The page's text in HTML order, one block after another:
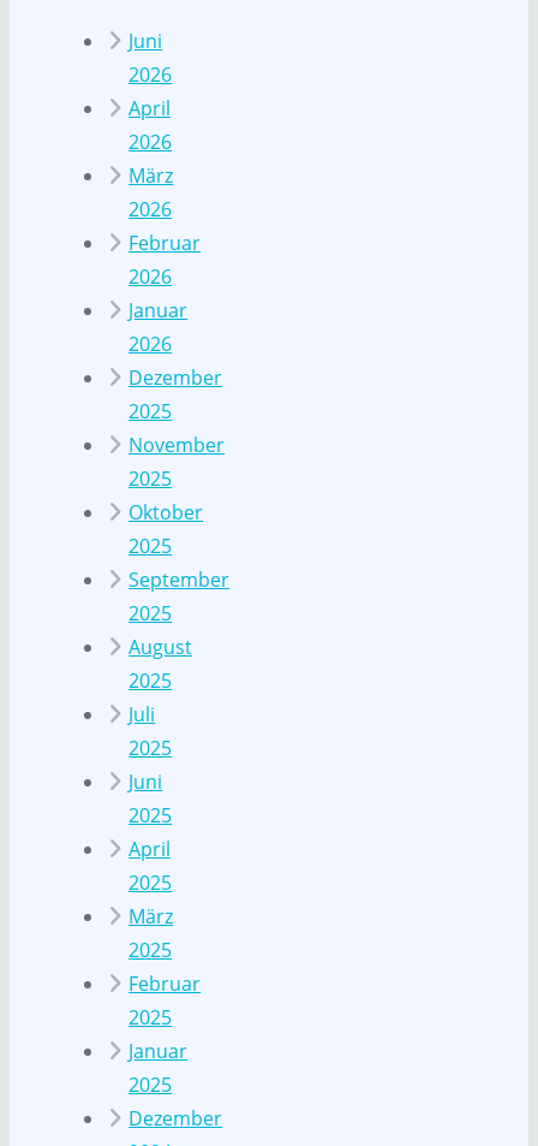
Juni
2026
April
2026
März
2026
Februar
2026
Januar
2026
Dezember
2025
November
2025
Oktober
2025
September
2025
August
2025
Juli
2025
Juni
2025
April
2025
März
2025
Februar
2025
Januar
2025
Dezember